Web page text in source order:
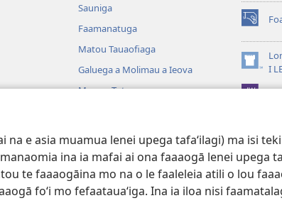
e asia muamua lenei upega tafaʻilagi) ma isi
ina ia mafai ai ona faaaogā lenei upega
te faaaogāina mo na o le faaleleia atili o lou
foʻi mo fefaatauaʻiga. Ina ia iloa nisi
Tusi Paia
Sauniga
Faamanatuga
Matou Tauaofiaga
Galuega a Molimau a Ieova
Mea na Tutupu
(tatala
se
isi
I
(tatala
se